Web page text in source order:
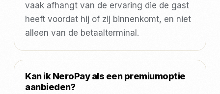
vaak afhangt van de ervaring die de gast
heeft voordat hij of zij binnenkomt, en niet
alleen van de betaalterminal.
Kan ik NeroPay als een premiumoptie
aanbieden?